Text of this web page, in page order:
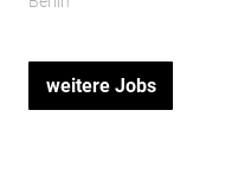
weitere Jobs